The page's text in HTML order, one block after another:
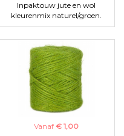
Inpaktouw jute en wol
kleurenmix naturel/groen.
Vanaf € 1,00